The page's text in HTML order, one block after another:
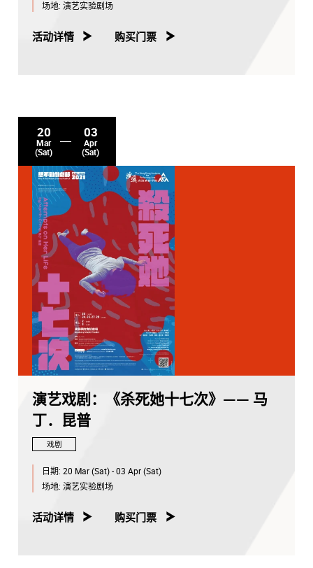
场地: 演艺实验剧场
活动详情 购买门票
20
Mar
(Sat)
03
Apr
(Sat)
演艺戏剧：《杀死她十七次》—— 马
丁．昆普
戏剧
日期: 20 Mar (Sat) - 03 Apr (Sat)
场地: 演艺实验剧场
活动详情 购买门票